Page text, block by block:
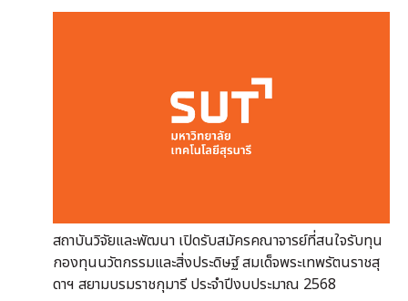
สถาบันวิจัยและพัฒนา เปิดรับสมัครคณาจารย์ที่สนใจรับทุน
กองทุนนวัตกรรมและสิ่งประดิษฐ์ สมเด็จพระเทพรัตนราชสุ
ดาฯ สยามบรมราชกุมารี ประจำปีงบประมาณ 2568